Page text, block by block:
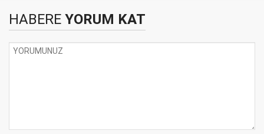
HABERE YORUM KAT